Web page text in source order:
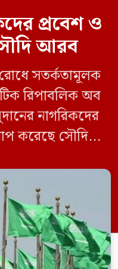
প্রবেশ ও
আরব
রোধে সতর্কতামূলক
রিপাবলিক অব
নাগরিকদের
করেছে সৌদি
ইস্যু এবং
স্থগিত করা
(এসপিএ)
সরাসরি ওই